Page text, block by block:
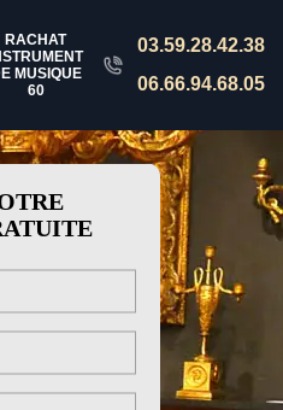
RACHAT
MUSIQUE
60
03.59.28.42.38
06.66.94.68.05